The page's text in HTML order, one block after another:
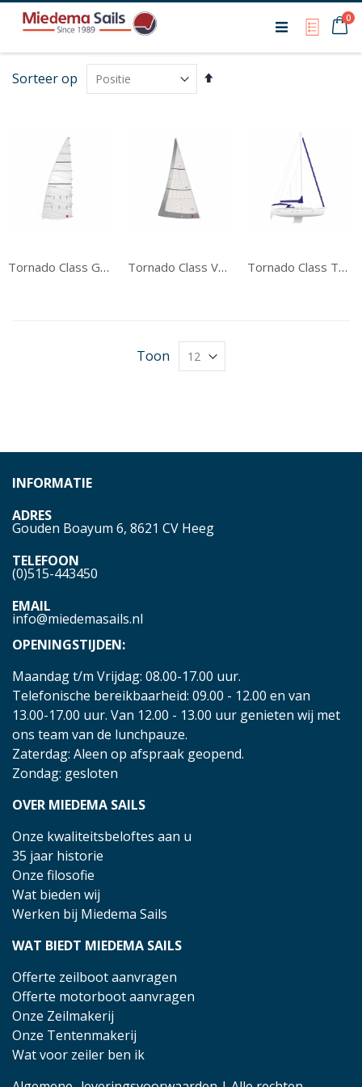
My0
Sorteer op
Van
Tornado Class Grootzeil Tornado Class Voorzeil Tornado Class Tentwerk
Toon
INFORMATIE
ADRES
Gouden Boayum 6, 8621 CV Heeg
TELEFOON
(0)515-443450
EMAIL
info@miedemasails.nl
OPENINGSTIJDEN:
Maandag t/m Vrijdag: 08.00-17.00 uur.
Telefonische bereikbaarheid: 09.00 - 12.00 en van
13.00-17.00 uur. Van 12.00 - 13.00 uur genieten wij met
ons team van de lunchpauze.
Zaterdag: Aleen op afspraak geopend.
Zondag: gesloten
OVER MIEDEMA SAILS
Onze kwaliteitsbeloftes aan u
35 jaar historie
Onze filosofie
Wat bieden wij
Werken bij Miedema Sails
WAT BIEDT MIEDEMA SAILS
Offerte zeilboot aanvragen
Offerte motorboot aanvragen
Onze Zeilmakerij
Onze Tentenmakerij
Wat voor zeiler ben ik